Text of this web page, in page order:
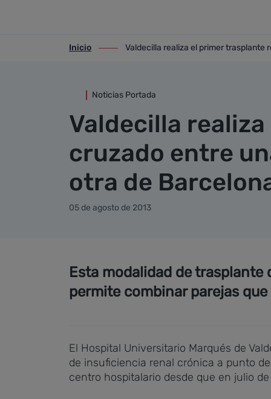
ir-a inicio
Inicio
ir-a Valdecilla realiza el primer
Valdecilla realiza el primer trasplante
Noticias Portada
Valdecilla
cruzado entre
otra de
05 de agosto de 2013
Esta modalidad de
permite combinar parejas
El Hospital Universitario Marqués de
de insuficiencia renal crónica a punto
centro hospitalario desde que en julio